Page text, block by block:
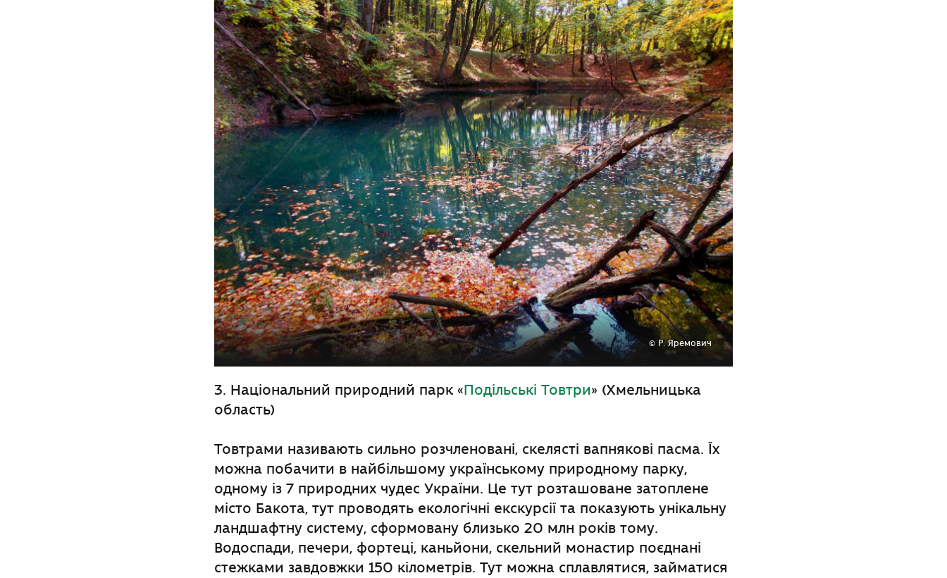
© Р. Яремович
3. Національний природний парк «Подільські Товтри» (Хмельницька
область)
Товтрами називають сильно розчленовані, скелясті вапнякові пасма. Їх
можна побачити в найбільшому українському природному парку,
одному із 7 природних чудес України. Це тут розташоване затоплене
місто Бакота, тут проводять екологічні екскурсії та показують унікальну
ландшафтну систему, сформованублизько 20 млн років тому.
Водоспади, печери, фортеці, каньйони, скельний монастир поєднані
стежками завдовжки 150 кілометрів. Тут можна сплавлятися, займатися